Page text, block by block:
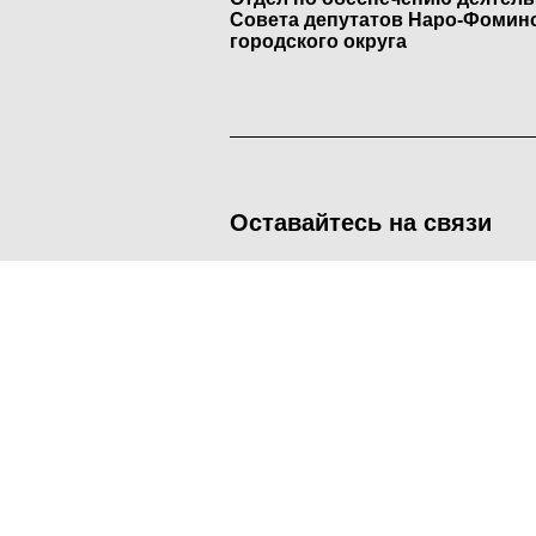
Совета депутатов Наро-
городского округа
Оставайтесь на связи